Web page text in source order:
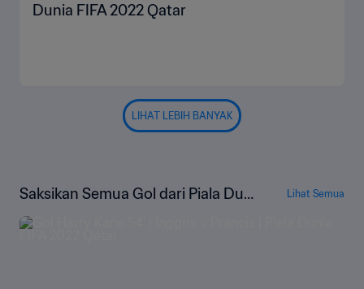
Dunia FIFA 2022 Qatar
LIHAT LEBIH BANYAK
Saksikan Semua Gol dari Piala Duni
a FIFA Qatar 2022
Lihat Semua